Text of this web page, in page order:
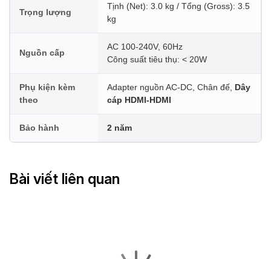
Trọng lượng
Tịnh (Net): 3.0 kg / Tổng (Gross): 3.5
kg
Nguồn cấp
AC 100-240V, 60Hz
Công suất tiêu thụ: < 20W
Phụ kiện kèm
theo
Adapter nguồn AC-DC, Chân đế, Dây
cáp HDMI-HDMI
Bảo hành 2 năm
Bài viết liên quan